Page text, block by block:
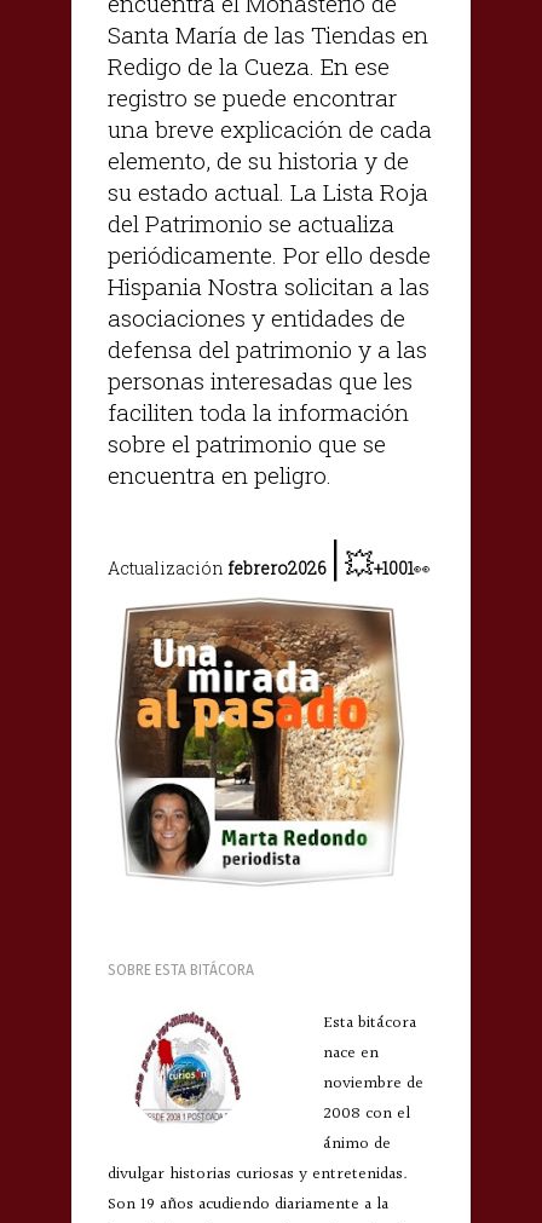
Santa María de las Tiendas en
Redigo de la Cueza. En ese
registro se puede encontrar
una breve explicación de cada
elemento, de su historia y de
su estado actual. La Lista Roja
del Patrimonio se actualiza
periódicamente. Por ello desde
Hispania Nostra solicitan a las
asociaciones y entidades de
defensa del patrimonio y a las
personas interesadas que les
faciliten toda la información
sobre el patrimonio que se
encuentra en peligro.
Actualización febrero2026 |💥+1001👀
SOBRE ESTA BITÁCORA
Esta bitácora
nace en
noviembre de
2008 con el
ánimo de
divulgar historias curiosas y entretenidas.
Son 19 años acudiendo diariamente a la